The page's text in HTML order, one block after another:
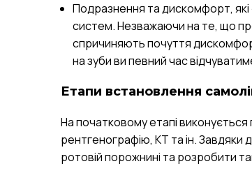
Подразнення та дискомфорт,
систем. Незважаючи на те, що
спричиняють почуття
на зуби ви певний час
Етапи встановлення
На початковому етапі виконується
рентгенографію, КТ та ін.
ротовій порожнині та розробити